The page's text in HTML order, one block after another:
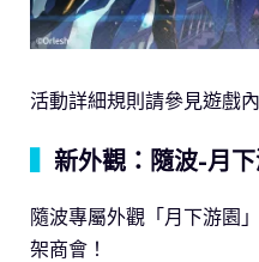
活動詳細規則請參見遊戲
新外觀：隨波-月下
隨波專屬外觀「月下游園
架商會！